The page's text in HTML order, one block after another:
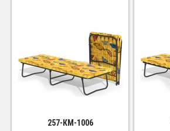
257-КМ-1006